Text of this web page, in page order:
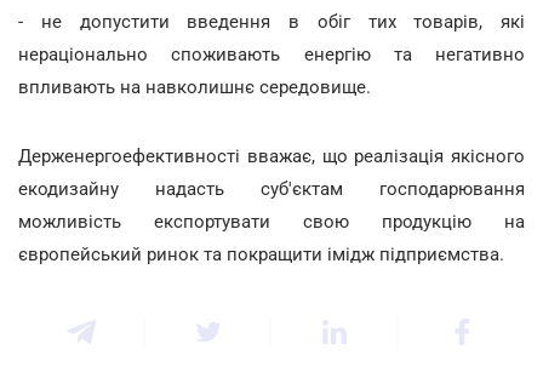
- не допустити введення в обіг тих товарів, які
нераціонально споживають енергію та негативно
впливають на навколишнє середовище.
Держенергоефективності вважає, що реалізація якісного
екодизайну надасть суб'єктам господарювання
можливість експортувати свою продукцію на
європейський ринок та покращити імідж підприємства.